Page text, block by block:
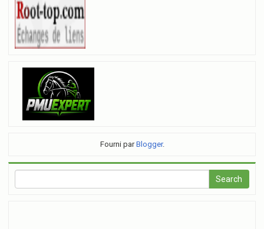
Fourni parBlogger.